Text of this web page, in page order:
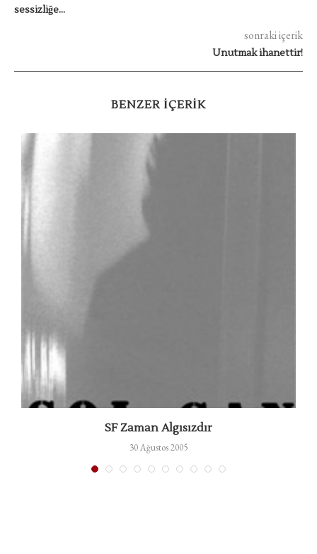
sessizliğe…
sonraki içerik
Unutmak ihanettir!
BENZER IÇERIK
SF Zaman Algısızdır
30 Ağustos 2005